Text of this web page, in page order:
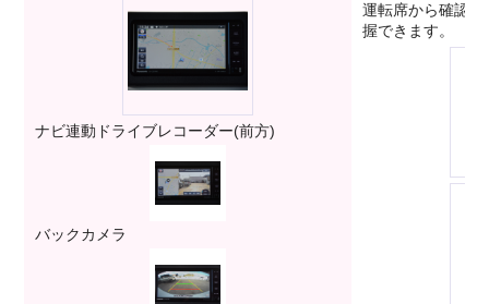
ナビ連動ドライブレコーダー(前方)
バックカメラ
運転席から確認
握できます。